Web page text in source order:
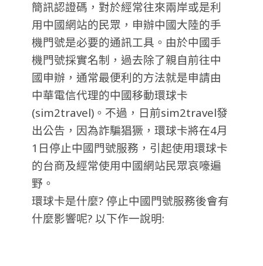
簡訊認證碼，對於經常往來兩岸或是利
用中國網站的民眾，申辦中國大陸的手
機門號是必要的通訊工具。由於中國手
機門號採實名制，過去除了親自前往中
國申辦，通常最便利的方法就是申請由
中華電信代理的中國移動環球卡
(sim2travel)。不過，日前sim2travel發
出公告，因為詐騙猖獗，環球卡將在4月
1日停止中國門號服務，引起使用環球卡
的台商及經常使用中國網站民眾哀嚎遍
野。
環球卡是什麼? 停止中國門號服務後會有
什麼影響呢? 以下作一說明: